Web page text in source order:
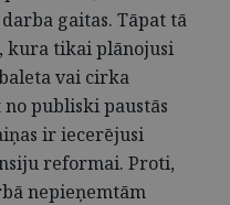
gaitas. Tāpat tā
kura tikai plānojusi
vai cirka
publiski paustās
ir iecerējusi
reformai. Proti,
nepieņemtām